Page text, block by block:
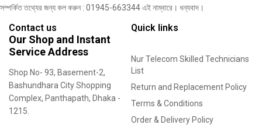
সম্পর্কিত তথ্যের জন্য কল করুন : 01945-663344 এই নাম্বারে। ধন্যবাদ।
Contact us
Our Shop and Instant
Service Address
Shop No- 93, Basement-2,
Bashundhara City Shopping
Complex, Panthapath, Dhaka -
1215.
Quick links
Nur Telecom Skilled Technicians
List
Return and Replacement Policy
Terms & Conditions
Order & Delivery Policy